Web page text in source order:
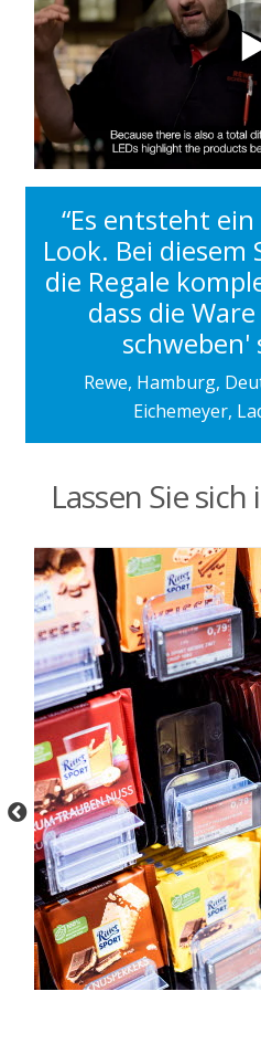
“Es entsteht
Look. Bei diesem
die Regale
dass die
schweben'
Rewe, Hamburg,
Eichemeyer,
Lassen Sie